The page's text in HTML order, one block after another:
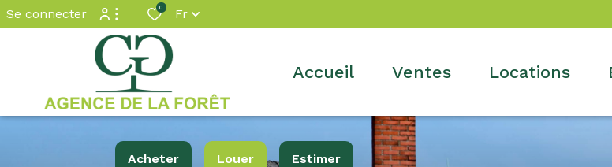
Se connecter
Espace propriétaire
Accès extranet
0 Fr
accueil ventes locations
Acheter Louer Estimer